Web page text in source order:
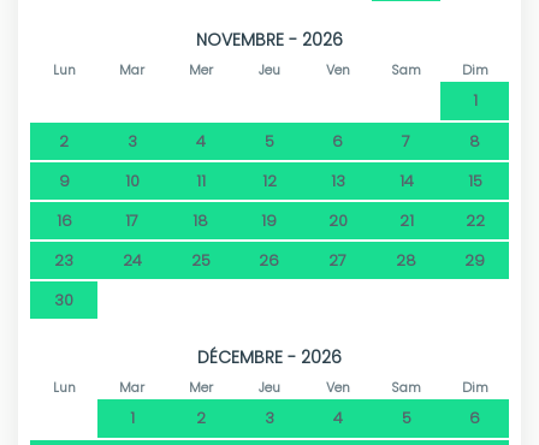
NOVEMBRE - 2026
Lun Mar Mer Jeu Ven Sam Dim
1
2
3 4 5 6 7
8
9
10 11 12 13 14
15
16
17 18 19 20 21
22
23
24 25 26 27 28
29
30
DÉCEMBRE - 2026
Lun Mar Mer Jeu Ven Sam Dim
1 2 3 4 5
6